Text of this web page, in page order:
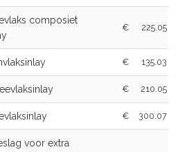
composiet
€ 225.05
€ 135.03
€ 210.05
€ 300.07
voor extra